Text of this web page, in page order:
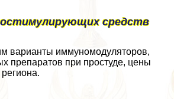
средств
варианты иммуномодуляторов,
препаратов при простуде, цены